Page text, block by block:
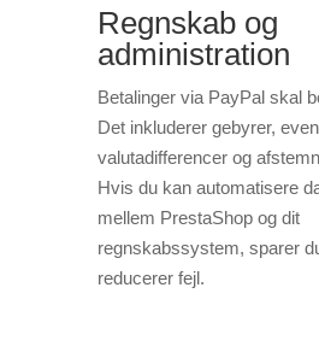
Regnskab og
administration
Betalinger via PayPal skal
Det inkluderer gebyrer,
valutadifferencer og
Hvis du kan automatisere
mellem PrestaShop og dit
regnskabssystem, sparer
reducerer fejl.